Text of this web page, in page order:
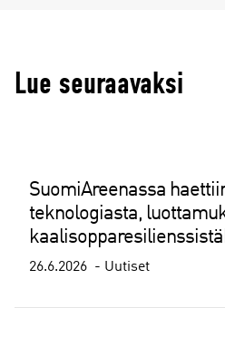
Lue seuraavaksi
SuomiAreenassa
teknologiasta,
26.6.2026 Uutiset